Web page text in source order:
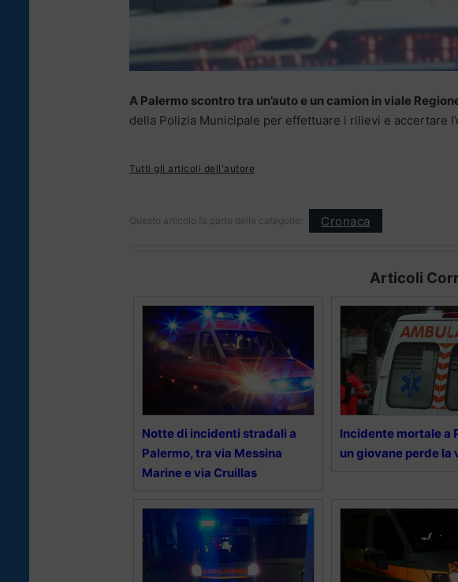
A Palermo scontro tra un’auto e un camion in viale
della Polizia Municipale per effettuare i rilievi e accertare
Tutti gli articoli dell'autore
Questo articolo fa parte delle categorie: Cronaca
Articoli
Notte di incidenti stradali a
Palermo, tra via Messina
Marine e via Cruillas
Incidente mortale a
un giovane perde la